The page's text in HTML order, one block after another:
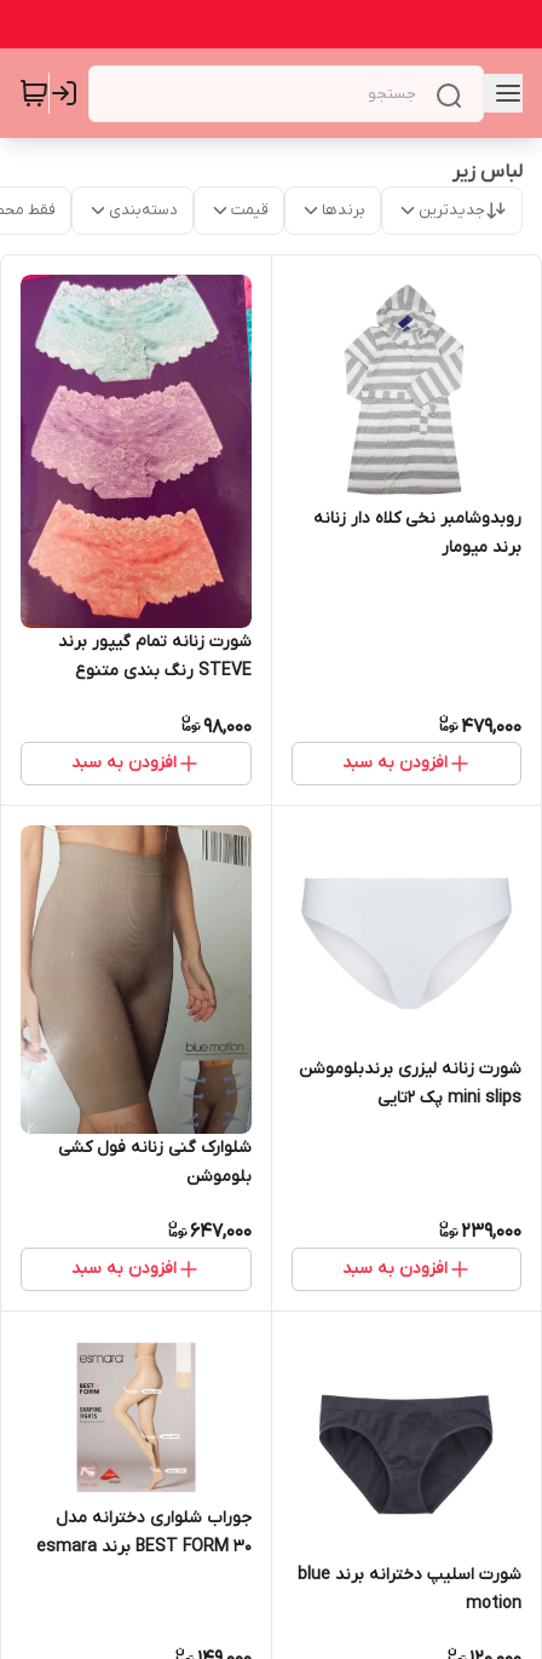
لباس زیر
جدیدترین برندها قیمت دسته‌بندی فقط
روبدوشامبر نخی کلاه دار زنانه
برند میومار
479,000
افزودن به سبد
شورت زنانه تمام گیپور برند
STEVE رنگ بندی متنوع
98,000
افزودن به سبد
شورت زنانه لیزری برندبلوموشن
mini slips پک 2تایی
239,000
افزودن به سبد
شلوارک گنی زنانه فول کشی
بلوموشن
647,000
افزودن به سبد
شورت اسلیپ دخترانه برند blue
motion
جوراب شلواری دخترانه مدل
BEST FORM 30 برند esmara